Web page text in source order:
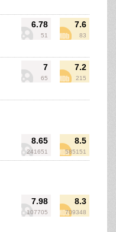
6.78
51
7.6
83
7
65
7.2
215
8.65
241651
8.5
585151
7.98
107705
8.3
709348